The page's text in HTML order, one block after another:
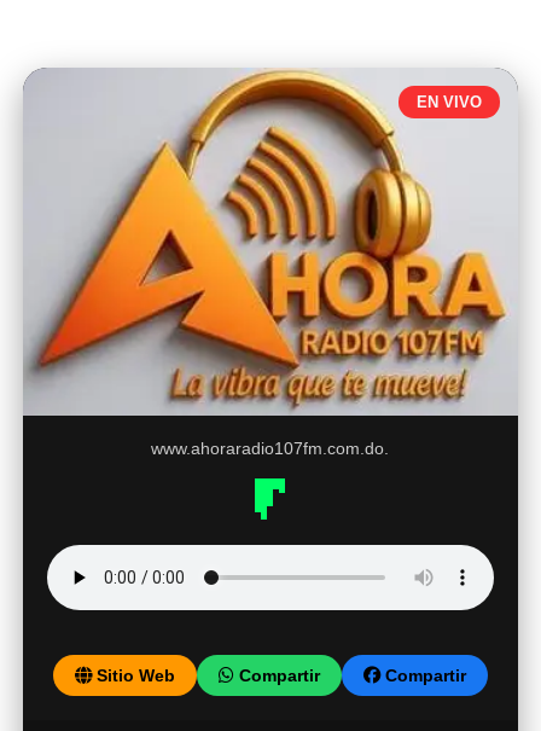
EN VIVO
www.ahoraradio107fm.com.do.
Sitio Web Compartir Compartir